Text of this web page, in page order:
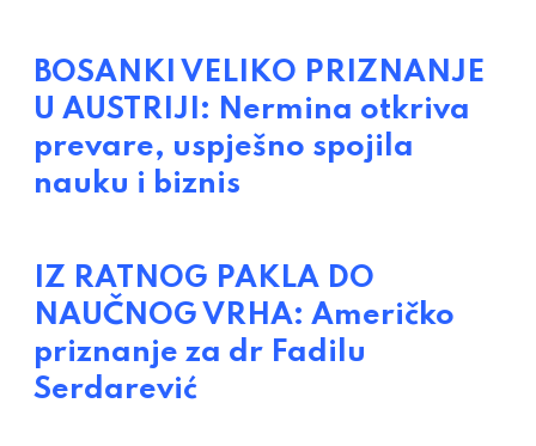
BOSANKI VELIKO PRIZNANJE
U AUSTRIJI: Nermina otkriva
prevare, uspješno spojila
nauku i biznis
IZ RATNOG PAKLA DO
NAUČNOG VRHA: Američko
priznanje za dr Fadilu
Serdarević